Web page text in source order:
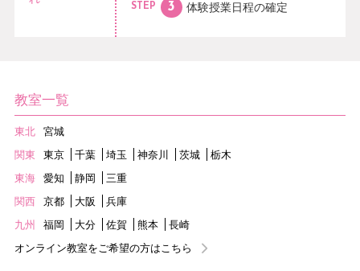
STEP 体験授業日程の確定
教室一覧
東北
宮城
関東
東京 千葉 埼玉 神奈川 茨城
栃木
東海
愛知 静岡
三重
関西
京都 大阪
兵庫
九州
福岡 大分 佐賀 熊本
長崎
オンライン教室をご希望の方はこちら